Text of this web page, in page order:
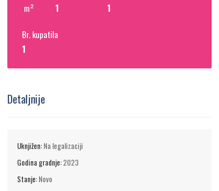
m²
1
1
Br. kupatila
1
Detaljnije
Uknjižen:Na legalizaciji
Godina gradnje:2023
Stanje:Novo